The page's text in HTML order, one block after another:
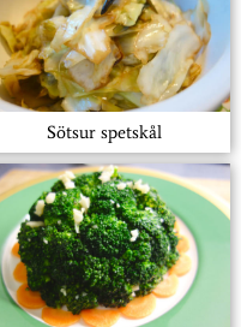
Sötsur spetskål